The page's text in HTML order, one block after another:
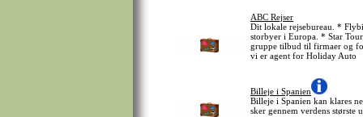
ABC Rejser
Dit lokale rejsebureau. *
storbyer i Europa. * Star
gruppe tilbud til firmaer og
vi er agent for Holiday Auto
Billeje i Spanien
Billeje i Spanien kan klares
sker gennem verdens største